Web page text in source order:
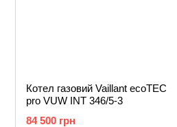
Котел газовий Vaillant ecoTEC
pro VUW INT 346/5-3
84 500 грн